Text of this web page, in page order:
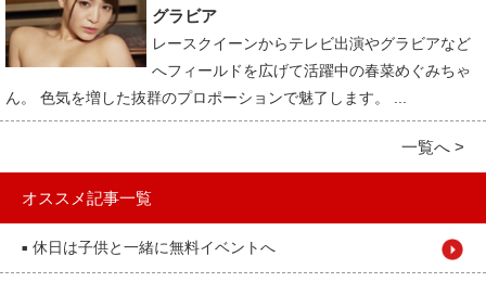
グラビア
レースクイーンからテレビ出演やグラビアなど
へフィールドを広げて活躍中の春菜めぐみちゃ
ん。 色気を増した抜群のプロポーションで魅了します。 ...
一覧へ >
オススメ記事一覧
■ 休日は子供と一緒に無料イベントへ